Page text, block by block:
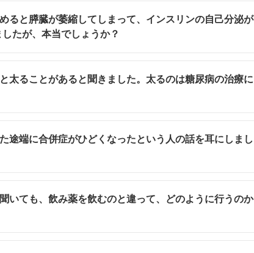
と膵臓が萎縮してしまって、インスリンの自己分泌が
たが、本当でしょうか？
ることがあると聞きました。太るのは糖尿病の治療に
端に合併症がひどくなったという人の話を耳にしまし
ても、飲み薬を飲むのと違って、どのように行うのか